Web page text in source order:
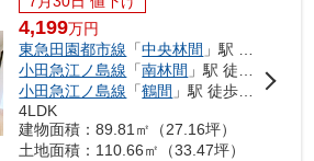
4,199万円
東急田園都市線 「中央林間 」駅 徒歩20分
小田急江ノ島線 「南林間 」駅 徒歩21分
小田急江ノ島線 「鶴間 」駅 徒歩28分
4LDK
建物面積：89.81㎡（27.16坪）
土地面積：110.66㎡（33.47坪）